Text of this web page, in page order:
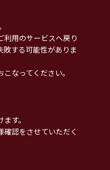
用のサービスへ戻り
敗する可能性がありま
なってください。
す。
認をさせていただく